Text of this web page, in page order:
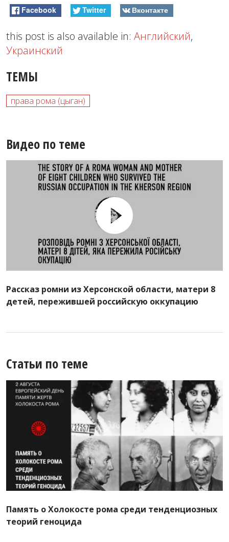
Facebook Twitter Вконтакте
this post is also available in: Английский,
Украинский
ТЕМЫ
права рома (цыган)
Видео по теме
Рассказ ромни из Херсонской области, матери 8
детей, пережившей российскую оккупацию
Статьи по теме
Память о Холокосте рома среди тенденциозных
теорий геноцида